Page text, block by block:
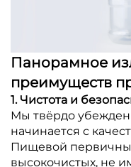
Панорамное
преимуществ
1. Чистота и
Мы твёрдо
начинается с
Пищевой
высокочистых, не